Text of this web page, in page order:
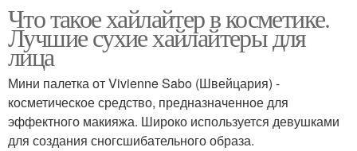
Что такое хайлайтер в косметике.
Лучшие сухие хайлайтеры для
лица
Мини палетка от Vivienne Sabo (Швейцария) -
косметическое средство, предназначенное для
эффектного макияжа. Широко используется девушками
для создания сногсшибательного образа.